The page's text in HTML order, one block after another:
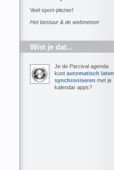
Veel sport-plezier!
Het bestuur & de webmetser
Wist je dat...
Je de Parcival agenda
kunt automatisch laten
synchroniseren met je
kalendar apps?